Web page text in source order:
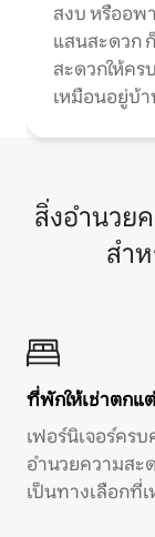
สงบ หรืออพ
แสนสะดวก
สะดวกให้ค
เหมือนอยู่บ้
สิ่งอำนวย
สำ
ที่พักให้เช่าตกแ
เฟอร์นิเจอร์คร
อำนวยความสะ
เป็นทางเลือกที่